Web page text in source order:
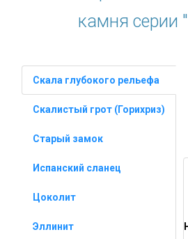
камня серии
Скала глубокого рельефа
Скалистый грот (Горихриз)
Старый замок
Испанский сланец
Цоколит
Эллинит